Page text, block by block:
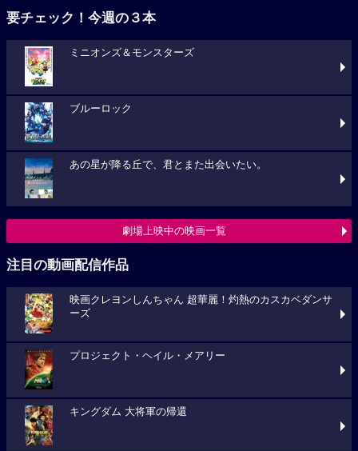
要チェック！今週の３本
ミニオンズ＆モンスターズ
ブルーロック
あの星が降る丘で、君とまた出会いたい。
劇場上映中の映画一覧
注目の動画配信作品
映画クレヨンしんちゃん 超華麗！灼熱のカスカベダンサ
ーズ
プロジェクト・ヘイル・メアリー
キングダム 大将軍の帰還